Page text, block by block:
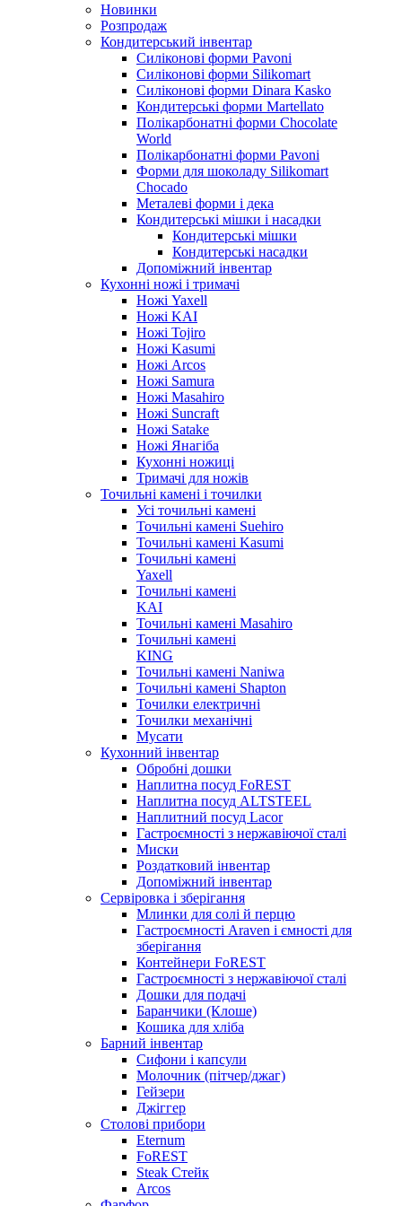
Новинки
Розпродаж
Кондитерський інвентар
Силіконові форми Pavoni
Силіконові форми Silikomart
Силіконові форми Dinara Kasko
Кондитерські форми Martellato
Полікарбонатні форми Chocolate
World
Полікарбонатні форми Pavoni
Форми для шоколаду Silikomart
Chocado
Металеві форми і дека
Кондитерські мішки і насадки
Кондитерські мішки
Кондитерські насадки
Допоміжний інвентар
Кухонні ножі і тримачі
Ножі Yaxell
Ножі KAI
Ножі Tojiro
Ножі Kasumi
Ножі Arcos
Ножі Samura
Ножі Masahiro
Ножі Suncraft
Ножі Satake
Ножі Янагіба
Кухонні ножиці
Тримачі для ножів
Точильні камені і точилки
Усі точильні камені
Точильні камені Suehiro
Точильні камені Kasumi
Точильні камені
Yaxell
Точильні камені
KAI
Точильні камені Masahiro
Точильні камені
KING
Точильні камені Naniwa
Точильні камені Shapton
Точилки електричні
Точилки механічні
Мусати
Кухонний інвентар
Обробні дошки
Наплитна посуд FoREST
Наплитна посуд ALTSTEEL
Наплитний посуд Lacor
Гастроємності з нержавіючої сталі
Миски
Роздатковий інвентар
Допоміжний інвентар
Сервіровка і зберігання
Млинки для солі й перцю
Гастроємності Araven і ємності для
зберігання
Контейнери FoREST
Гастроємності з нержавіючої сталі
Дошки для подачі
Баранчики (Клоше)
Кошика для хліба
Барний інвентар
Сифони і капсули
Молочник (пітчер/джаг)
Гейзери
Джіггер
Столові прибори
Eternum
FoREST
Steak Стейк
Arcos